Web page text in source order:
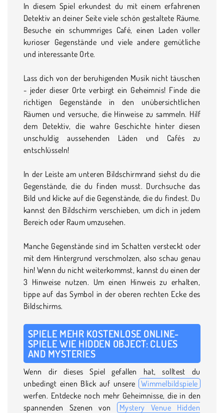
In diesem Spiel erkundest du mit einem erfahrenen
Detektiv an deiner Seite viele schön gestaltete Räume.
Besuche ein schummriges Café, einen Laden voller
kurioser Gegenstände und viele andere gemütliche
und interessante Orte.
Lass dich von der beruhigenden Musik nicht täuschen
- jeder dieser Orte verbirgt ein Geheimnis! Finde die
richtigen Gegenstände in den unübersichtlichen
Räumen und versuche, die Hinweise zu sammeln. Hilf
dem Detektiv, die wahre Geschichte hinter diesen
unschuldig aussehenden Läden und Cafés zu
entschlüsseln!
In der Leiste am unteren Bildschirmrand siehst du die
Gegenstände, die du finden musst. Durchsuche das
Bild und klicke auf die Gegenstände, die du findest. Du
kannst den Bildschirm verschieben, um dich in jedem
Bereich oder Raum umzusehen.
Manche Gegenstände sind im Schatten versteckt oder
mit dem Hintergrund verschmolzen, also schau genau
hin! Wenn du nicht weiterkommst, kannst du einen der
3 Hinweise nutzen. Um einen Hinweis zu erhalten,
tippe auf das Symbol in der oberen rechten Ecke des
Bildschirms.
SPIELE MEHR KOSTENLOSE ONLINE-
SPIELE WIE HIDDEN OBJECT: CLUES
AND MYSTERIES
Wenn dir dieses Spiel gefallen hat, solltest du
unbedingt einen Blick auf unsere Wimmelbildspiele
werfen. Entdecke noch mehr Geheimnisse, die in den
spannenden Szenen von
Mystery Venue Hidden